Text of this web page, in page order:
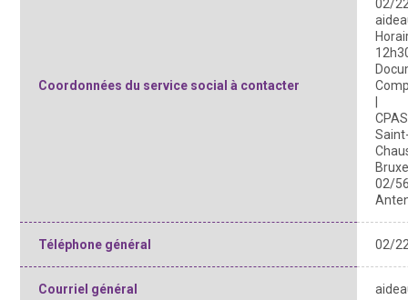
Coordonnées du service social à contacter
02/
02/
Téléphone général 02/
Courriel général